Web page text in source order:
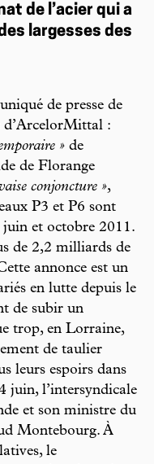
de l’acier qui a
largesses des
de presse de
d’ArcelorMittal :
» de
de Florange
conjoncture »,
P3 et P6 sont
juin et octobre 2011.
de 2,2 milliards de
annonce est un
en lutte depuis le
de subir un
trop, en Lorraine,
de taulier
leurs espoirs dans
juin, l’intersyndicale
et son ministre du
Montebourg. À
le